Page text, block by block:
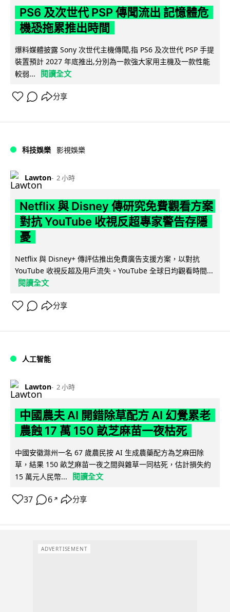
PS6 及次世代 PSP 傳聞流出 記憶體危
機恐拖累推出時間
爆料媒體披露 Sony 次世代主機傳聞,指 PS6 及次世代 PSP 手提
裝置預計 2027 年底推出,分別為一款強大家用主機及一款性能
較弱...
閱讀全文
分享
科技娛樂 影視娛樂
Lawton 2 小時
Netflix 與 Disney 傳研究免費觀看方案
對抗 YouTube 收視反超專家警告存隱
憂
Netflix 與 Disney+ 傳評估推出免費廣告支援方案，以對抗
YouTube 收視反超及用戶流失。YouTube 全球日均觀看時間...
閱讀全文
分享
人工智能
Lawton 2 小時
中國農夫 AI 開錯除草配方 AI 幻覺累老
農蝕 17 萬 150 畝芝麻苗一夜枯死
中國安徽滁州一名 67 歲農民按 AI 生成農藥配方為芝麻田除
草，結果 150 畝芝麻苗一夜之間與雜草一同枯死，估計損失約
15 萬元人民幣...
閱讀全文
37 6 ↗ 分享
ADVERTISEMENT